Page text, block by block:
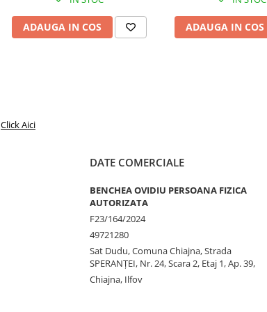
ADAUGA IN COS ADAUGA IN COS
Click Aici
DATE COMERCIALE
BENCHEA OVIDIU PERSOANA FIZICA
AUTORIZATA
F23/164/2024
49721280
Sat Dudu, Comuna Chiajna, Strada
SPERANŢEI, Nr. 24, Scara 2, Etaj 1, Ap. 39,
Chiajna, Ilfov